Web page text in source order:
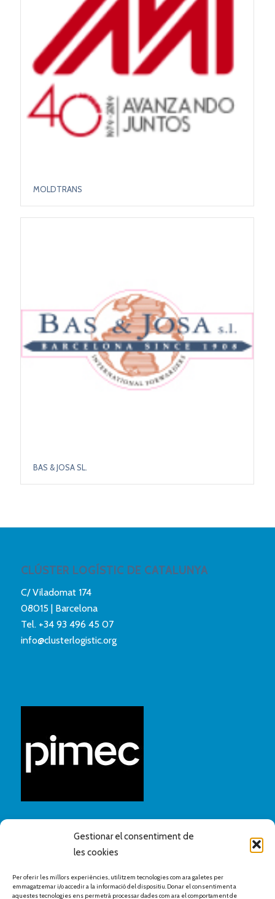
Gestionar el consentiment de
les cookies
Per oferir les millors experiències, utilitzem tecnologies com ara galetes per
emmagatzemar i/o accedir a la informació del dispositiu. Donar el consentiment a
aquestes tecnologies ens permetrà processar dades com ara el comportament de
MOLDTRANS
BAS & JOSA SL.
CLÚSTER LOGÍSTIC DE CATALUNYA
C/ Viladomat 174
08015 | Barcelona
Tel. +34 93 496 45 07
info@clusterlogistic.org